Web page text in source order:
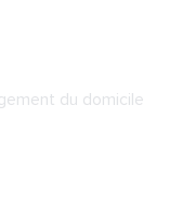
du domicile